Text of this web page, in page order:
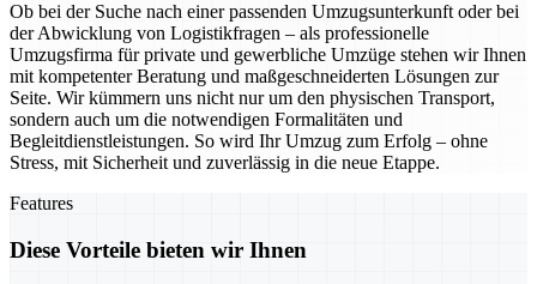
Ob bei der Suche nach einer passenden Umzugsunterkunft oder bei
der Abwicklung von Logistikfragen – als professionelle
Umzugsfirma für private und gewerbliche Umzüge stehen wir Ihnen
mit kompetenter Beratung und maßgeschneiderten Lösungen zur
Seite. Wir kümmern uns nicht nur um den physischen Transport,
sondern auch um die notwendigen Formalitäten und
Begleitdienstleistungen. So wird Ihr Umzug zum Erfolg – ohne
Stress, mit Sicherheit und zuverlässig in die neue Etappe.
Features
Diese Vorteile bieten wir Ihnen